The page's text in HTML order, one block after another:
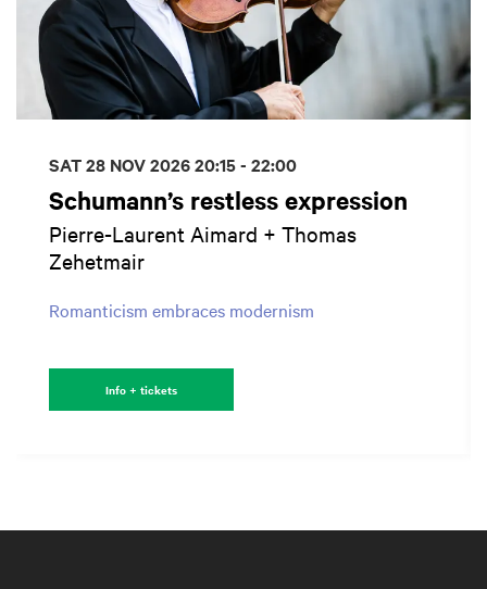
Schumann’s restless expression
Pierre-Laurent Aimard + Thomas
Zehetmair
Romanticism embraces modernism
SAT 28 NOV 202620:15 - 22:00
Info + tickets